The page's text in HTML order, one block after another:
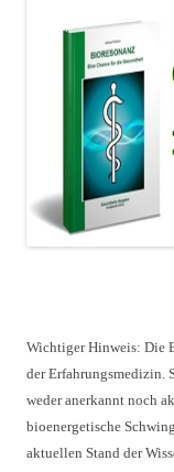
Wichtiger Hinweis: Die
der Erfahrungsmedizin.
weder anerkannt noch
bioenergetische
aktuellen Stand der